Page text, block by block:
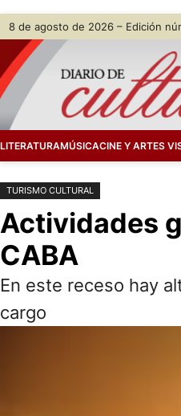
Saltar
contenido
Skip
content
8 de agosto de 2026 – Edición
LITERATURAMÚSICACINE Y ARTES
TURISMO CULTURAL
Actividades
CABA
En este receso hay
cargo